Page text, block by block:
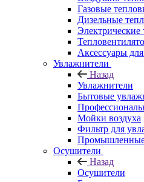
Газовые
Дизельные
Аксессуары
Увлажнители
Назад
Увлажнители
Бытовые
Мойки воздуха
Фильтр для
Промышленные
Осушители
Назад
Осушители